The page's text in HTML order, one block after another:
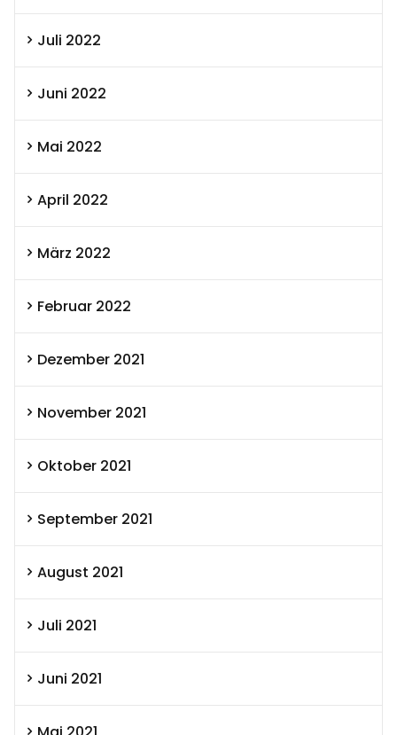
Juli 2022
Juni 2022
Mai 2022
April 2022
März 2022
Februar 2022
Dezember 2021
November 2021
Oktober 2021
September 2021
August 2021
Juli 2021
Juni 2021